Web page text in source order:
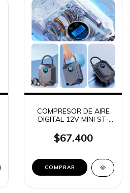
COMPRESOR DE AIRE
DIGITAL 12V MINI ST-
BICICLETAS / PELOTAS
$67.400